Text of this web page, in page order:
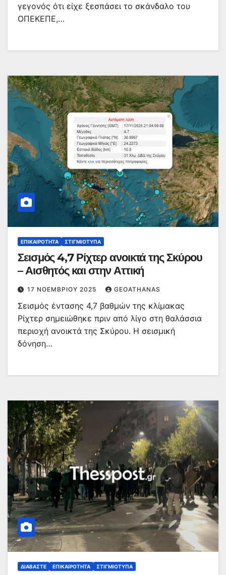
γεγονός ότι είχε ξεσπάσει το σκάνδαλο του
ΟΠΕΚΕΠΕ,…
ΕΠΙΚΑΙΡΌΤΗΤΑ ΣΤΙΓΜΙΌΤΥΠΑ
Σεισμός 4,7 Ρίχτερ ανοικτά της Σκύρου
– Αισθητός και στην Αττική
17 ΝΟΕΜΒΡΊΟΥ 2025 GEOATHANAS
Σεισμός έντασης 4,7 βαθμών της κλίμακας
Ρίχτερ σημειώθηκε πριν από λίγο στη θαλάσσια
περιοχή ανοικτά της Σκύρου. Η σεισμική
δόνηση…
ΔΙΑΒΆΣΤΕ ΕΠΙΚΑΙΡΌΤΗΤΑ ΣΤΙΓΜΙΌΤΥΠΑ